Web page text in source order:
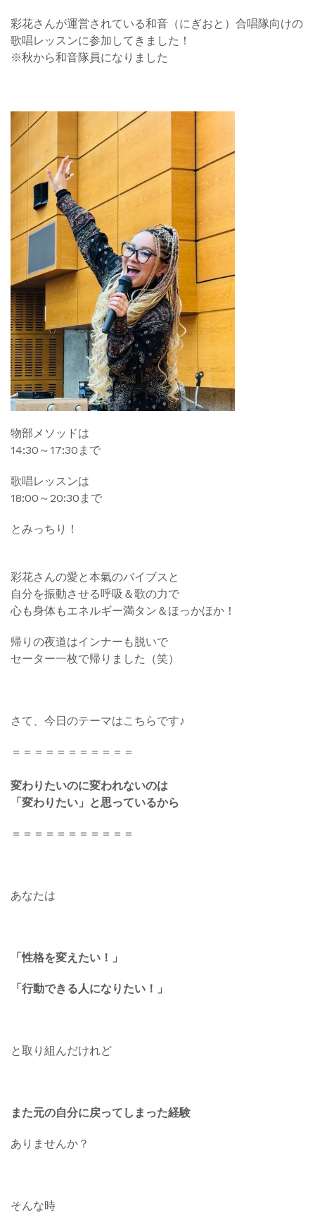
彩花さんが運営されている和音（にぎおと）合唱隊向けの
歌唱レッスンに参加してきました！
※秋から和音隊員になりました
物部メソッドは
14:30～17:30まで
歌唱レッスンは
18:00～20:30まで
とみっちり！
彩花さんの愛と本氣のバイブスと
自分を振動させる呼吸＆歌の力で
心も身体もエネルギー満タン＆ほっかほか！
帰りの夜道はインナーも脱いで
セーター一枚で帰りました（笑）
さて、今日のテーマはこちらです♪
＝＝＝＝＝＝＝＝＝＝＝
変わりたいのに変われないのは
「変わりたい」と思っているから
＝＝＝＝＝＝＝＝＝＝＝
あなたは
「性格を変えたい！」
「行動できる人になりたい！」
と取り組んだけれど
また元の自分に戻ってしまった経験
ありませんか？
そんな時